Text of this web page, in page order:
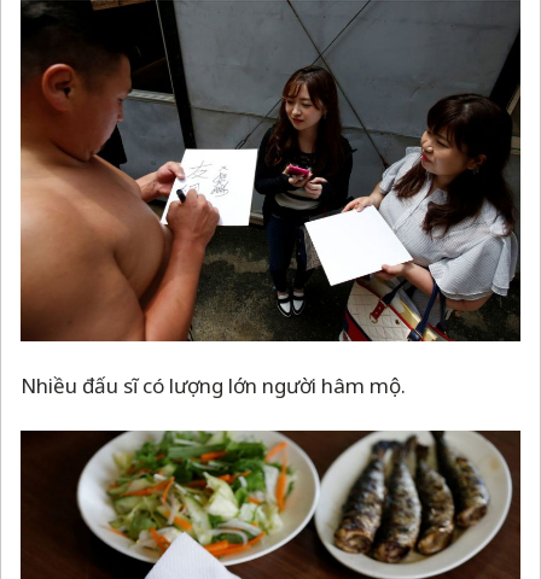
Nhiều đấu sĩ có lượng lớn người hâm mộ.